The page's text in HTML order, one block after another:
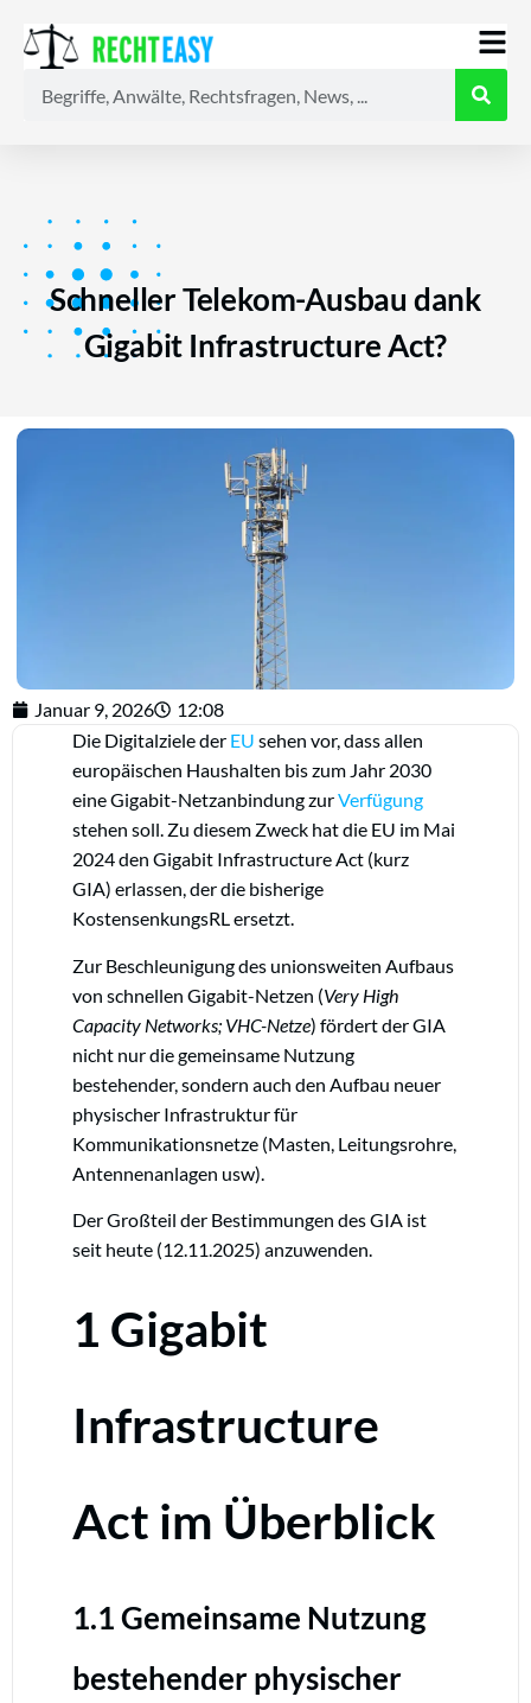
Schneller Telekom-Ausbau dank
Gigabit Infrastructure Act?
Januar 9, 2026
12:08
Die Digitalziele der EU sehen vor, dass allen
europäischen Haushalten bis zum Jahr 2030
eine Gigabit-Netzanbindung zurVerfügung
stehen soll. Zu diesem Zweck hat die EU im Mai
2024 den Gigabit Infrastructure Act (kurz
GIA) erlassen, der die bisherige
KostensenkungsRL ersetzt.
Zur Beschleunigung des unionsweiten Aufbaus
von schnellen Gigabit-Netzen (Very High
Capacity Networks; VHC-Netze) fördert der GIA
nicht nur die gemeinsame Nutzung
bestehender, sondern auch den Aufbau neuer
physischer Infrastruktur für
Kommunikationsnetze (Masten, Leitungsrohre,
Antennenanlagen usw).
Der Großteil der Bestimmungen des GIA ist
seit heute (12.11.2025) anzuwenden.
1 Gigabit
Infrastructure
Act im Überblick
1.1 Gemeinsame Nutzung
bestehender physischer